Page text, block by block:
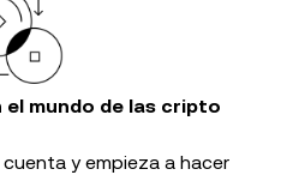
mundo de las cripto
y empieza a hacer